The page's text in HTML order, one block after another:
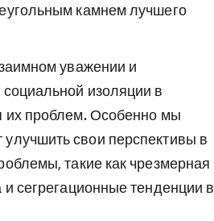
камнем лучшего
уважении и
изоляции в
их проблем. Особенно мы
свои перспективы в
такие как чрезмерная
сегрегационные тенденции в